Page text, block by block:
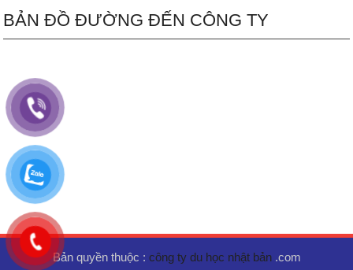
BẢN ĐỒ ĐƯỜNG ĐẾN CÔNG TY
Bản quyền thuộc : công ty du học nhật bản .com